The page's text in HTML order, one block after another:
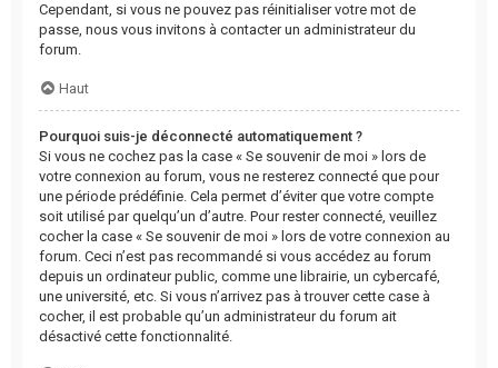
Cependant, si vous ne pouvez pas réinitialiser votre mot de
passe, nous vous invitons à contacter un administrateur du
forum.
Haut
Pourquoi suis-je déconnecté automatiquement ?
Si vous ne cochez pas la case « Se souvenir de moi » lors de
votre connexion au forum, vous ne resterez connecté que pour
une période prédéfinie. Cela permet d’éviter que votre compte
soit utilisé par quelqu’un d’autre. Pour rester connecté, veuillez
cocher la case « Se souvenir de moi » lors de votre connexion au
forum. Ceci n’est pas recommandé si vous accédez au forum
depuis un ordinateur public, comme une librairie, un cybercafé,
une université, etc. Si vous n’arrivez pas à trouver cette case à
cocher, il est probable qu’un administrateur du forum ait
désactivé cette fonctionnalité.